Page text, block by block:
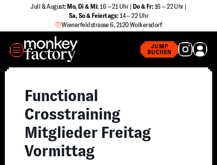
springen
Juli & August: Mo, Di & Mi: 16 – 21 Uhr | Do & Fr: 16 – 22 Uhr |
Sa, So & Feiertags: 14 – 22 Uhr
Wienerfeldstrasse 6, 2120 Wolkersdorf
JUMP
BUCHEN
MENÜ
Functional
Crosstraining
Mitglieder Freitag
Vormittag